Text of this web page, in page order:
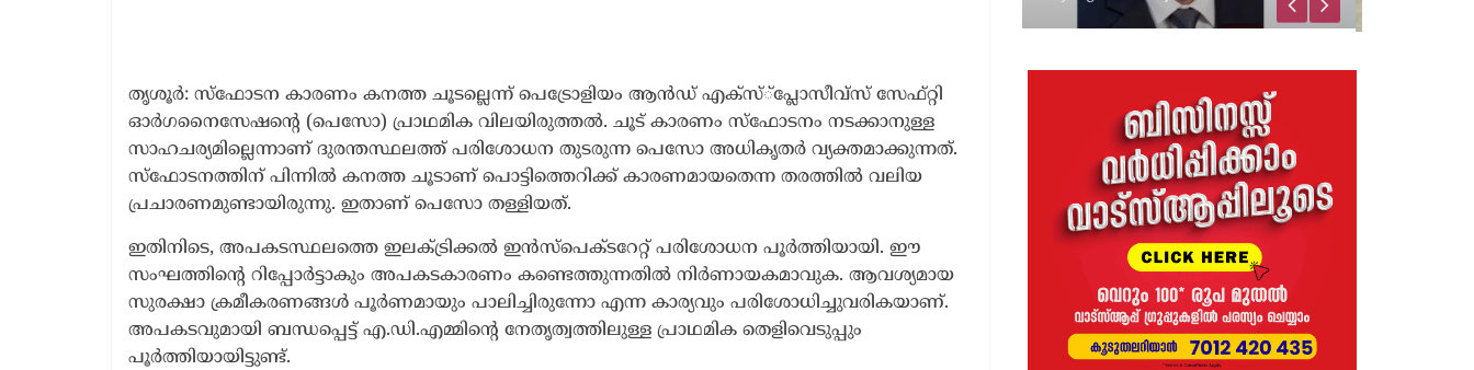
തൃശൂർ: സ്ഫോടന കാരണം കനത്ത ചൂടല്ലെന്ന് പെട്രോളിയം ആൻഡ് എക്സ്്പ്ലോസീവ്സ് സേഫ്റ്റി
ഓർഗനൈസേഷന്റെ (പെസോ) പ്രാഥമിക വിലയിരുത്തൽ. ചൂട് കാരണം സ്ഫോടനം നടക്കാനുള്ള
സാഹചര്യമില്ലെന്നാണ് ദുരന്തസ്ഥലത്ത് പരിശോധന തുടരുന്ന പെസോ അധികൃതർ വ്യക്തമാക്കുന്നത്.
സ്ഫോടനത്തിന് പിന്നിൽ കനത്ത ചൂടാണ് പൊട്ടിത്തെറിക്ക് കാരണമായതെന്ന തരത്തിൽ വലിയ
പ്രചാരണമുണ്ടായിരുന്നു. ഇതാണ് പെസോ തള്ളിയത്.
ഇതിനിടെ, അപകടസ്ഥലത്തെ ഇലക്ട്രിക്കൽ ഇൻസ്പെക്ടറേറ്റ് പരിശോധന പൂർത്തിയായി. ഈ
സംഘത്തിന്‍റെ റിപ്പോർട്ടാകും അപകടകാരണം കണ്ടെത്തുന്നതിൽ നിർണായകമാവുക. ആവശ്യമായ
സുരക്ഷാ ക്രമീകരണങ്ങൾ പൂർണമായും പാലിച്ചിരുന്നോ എന്ന കാര്യവും പരിശോധിച്ചുവരികയാണ്.
അപകടവുമായി ബന്ധപ്പെട്ട് എ.ഡി.എമ്മിന്റെ നേതൃത്വത്തിലുള്ള പ്രാഥമിക തെളിവെടുപ്പും
പൂർത്തിയായിട്ടുണ്ട്.
സ്കൂട്ടറിലെ പടക്കം